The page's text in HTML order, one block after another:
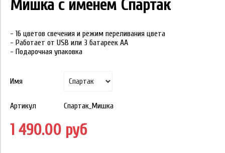
Мишка с именем Спартак
- 16 цветов свечения и режим переливания цвета
- Работает от USB или 3 батареек АА
- Подарочная упаковка
Имя
Артикул Спартак_Мишка
1 490.00 руб